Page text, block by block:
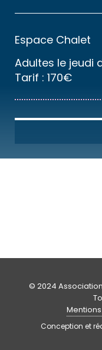
Espace Chalet
Adultes le jeudi
Tarif : 170€
© 2024
Conception et